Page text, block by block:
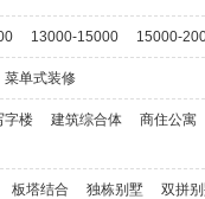
13000-15000 15000-
菜单式装修
字楼 建筑综合体 商住公寓
板塔结合 独栋别墅 双拼